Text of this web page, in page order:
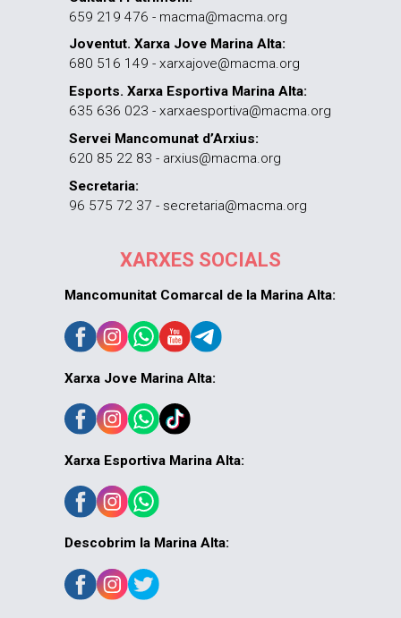
659 219 476 - macma@macma.org
Joventut. Xarxa Jove Marina Alta:
680 516 149 - xarxajove@macma.org
Esports. Xarxa Esportiva Marina Alta:
635 636 023 - xarxaesportiva@macma.org
Servei Mancomunat d’Arxius:
620 85 22 83 - arxius@macma.org
Secretaria:
96 575 72 37 - secretaria@macma.org
XARXES SOCIALS
Mancomunitat Comarcal de la Marina Alta:
Xarxa Jove Marina Alta:
Xarxa Esportiva Marina Alta:
Descobrim la Marina Alta: